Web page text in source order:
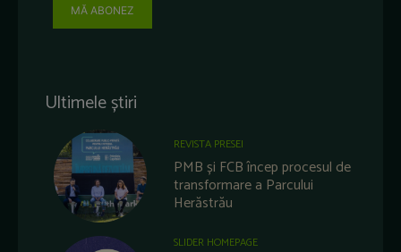
MĂ ABONEZ
Ultimele știri
REVISTA PRESEI
PMB și FCB încep procesul de
transformare a Parcului
Herăstrău
SLIDER HOMEPAGE